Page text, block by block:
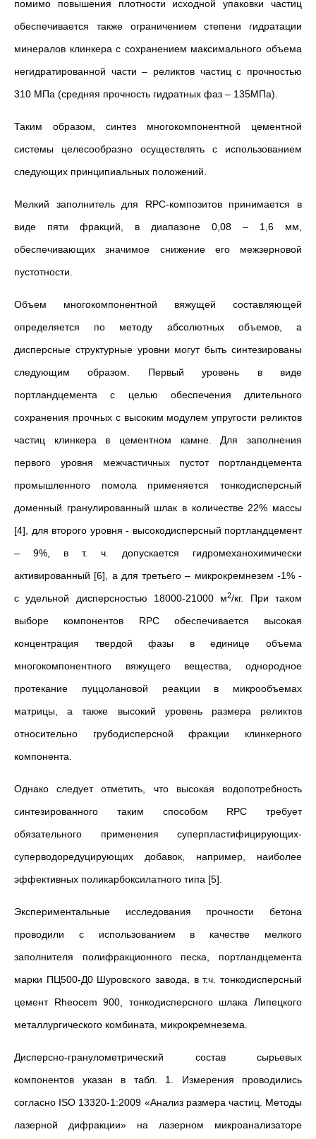
помимо повышения плотности исходной упаковки частиц
обеспечивается также ограничением степени гидратации
минералов клинкера с сохранением максимального объема
негидратированной части – реликтов частиц с прочностью
310 МПа (средняя прочность гидратных фаз – 135МПа).
Таким образом, синтез многокомпонентной цементной
системы целесообразно осуществлять с использованием
следующих принципиальных положений.
Мелкий заполнитель для RPC-композитов принимается в
виде пяти фракций, в диапазоне 0,08 – 1,6 мм,
обеспечивающих значимое снижение его межзерновой
пустотности.
Объем многокомпонентной вяжущей составляющей
определяется по методу абсолютных объемов, а
дисперсные структурные уровни могут быть синтезированы
следующим образом. Первый уровень в виде
портландцемента с целью обеспечения длительного
сохранения прочных с высоким модулем упругости реликтов
частиц клинкера в цементном камне. Для заполнения
первого уровня межчастичных пустот портландцемента
промышленного помола применяется тонкодисперсный
доменный гранулированный шлак в количестве 22% массы
[4], для второго уровня - высокодисперсный портландцемент
– 9%, в т. ч. допускается гидромеханохимически
активированный [6], а для третьего – микрокремнезем -1% -
с удельной дисперсностью 18000-21000 м2/кг. При таком
выборе компонентов RPC обеспечивается высокая
концентрация твердой фазы в единице объема
многокомпонентного вяжущего вещества, однородное
протекание пуццолановой реакции в микрообъемах
матрицы, а также высокий уровень размера реликтов
относительно грубодисперсной фракции клинкерного
компонента.
Однако следует отметить, что высокая водопотребность
синтезированного таким способом RPC требует
обязательного применения суперпластифицирующих-
суперводоредуцирующих добавок, например, наиболее
эффективных поликарбоксилатного типа [5].
Экспериментальные исследования прочности бетона
проводили с использованием в качестве мелкого
заполнителя полифракционного песка, портландцемента
марки ПЦ500-Д0 Шуровского завода, в т.ч. тонкодисперсный
цемент Rheocem 900, тонкодисперсного шлака Липецкого
металлургического комбината, микрокремнезема.
Дисперсно-гранулометрический состав сырьевых
компонентов указан в табл. 1. Измерения проводились
согласно ISO 13320-1:2009 «Анализ размера частиц. Методы
лазерной дифракции» на лазерном микроанализаторе